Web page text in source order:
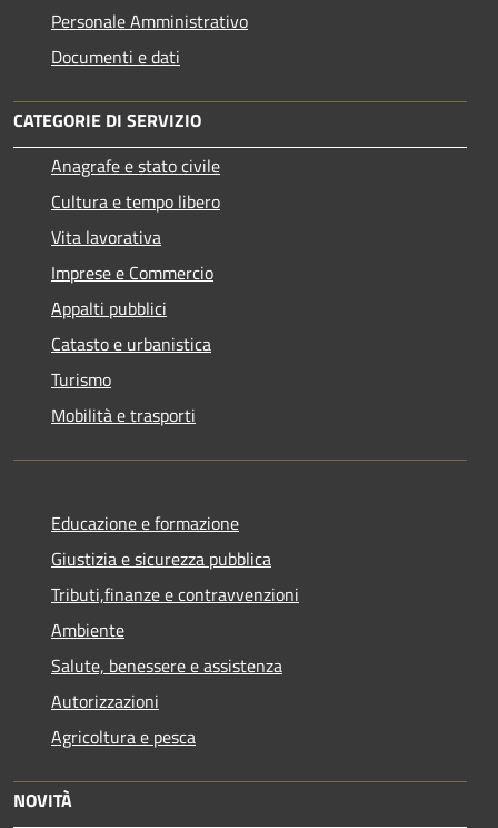
Personale Amministrativo
Documenti e dati
CATEGORIE DI SERVIZIO
Anagrafe e stato civile
Cultura e tempo libero
Vita lavorativa
Imprese e Commercio
Appalti pubblici
Catasto e urbanistica
Turismo
Mobilità e trasporti
Educazione e formazione
Giustizia e sicurezza pubblica
Tributi,finanze e contravvenzioni
Ambiente
Salute, benessere e assistenza
Autorizzazioni
Agricoltura e pesca
NOVITÀ